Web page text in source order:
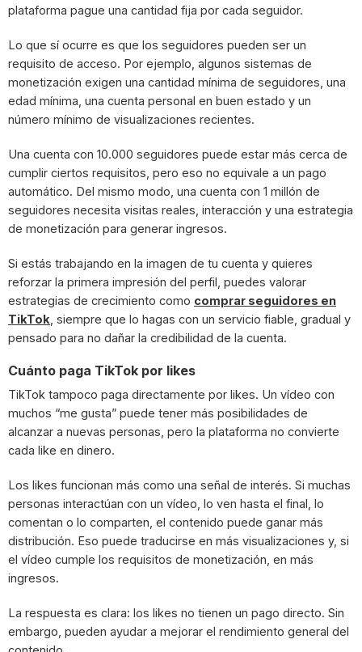
plataforma pague una cantidad fija por cada seguidor.
Lo que sí ocurre es que los seguidores pueden ser un
requisito de acceso. Por ejemplo, algunos sistemas de
monetización exigen una cantidad mínima de seguidores, una
edad mínima, una cuenta personal en buen estado y un
número mínimo de visualizaciones recientes.
Una cuenta con 10.000 seguidores puede estar más cerca de
cumplir ciertos requisitos, pero eso no equivale a un pago
automático. Del mismo modo, una cuenta con 1 millón de
seguidores necesita visitas reales, interacción y una estrategia
de monetización para generar ingresos.
Si estás trabajando en la imagen de tu cuenta y quieres
reforzar la primera impresión del perfil, puedes valorar
estrategias de crecimiento como comprar seguidores en
TikTok , siempre que lo hagas con un servicio fiable, gradual y
pensado para no dañar la credibilidad de la cuenta.
Cuánto paga TikTok por likes
TikTok tampoco paga directamente por likes. Un vídeo con
muchos “me gusta” puede tener más posibilidades de
alcanzar a nuevas personas, pero la plataforma no convierte
cada like en dinero.
Los likes funcionan más como una señal de interés. Si muchas
personas interactúan con un vídeo, lo ven hasta el final, lo
comentan o lo comparten, el contenido puede ganar más
distribución. Eso puede traducirse en más visualizaciones y, si
el vídeo cumple los requisitos de monetización, en más
ingresos.
La respuesta es clara: los likes no tienen un pago directo. Sin
embargo, pueden ayudar a mejorar el rendimiento general del